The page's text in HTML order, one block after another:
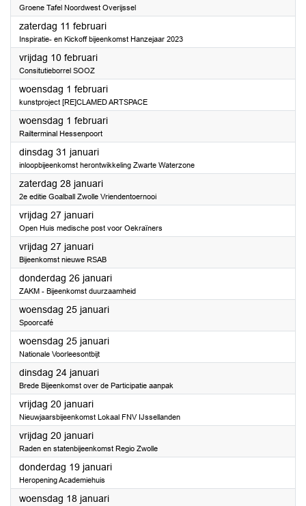
Groene Tafel Noordwest Overijssel
zaterdag 11 februari2023
Inspiratie- en Kickoff bijeenkomst Hanzejaar 2023
vrijdag 10 februari2023
Consitutieborrel SOOZ
woensdag 1 februari2023
kunstproject [RE]CLAMED ARTSPACE
woensdag 1 februari2023
Railterminal Hessenpoort
dinsdag 31 januari2023
inloopbijeenkomst herontwikkeling Zwarte Waterzone
zaterdag 28 januari2023
2e editie Goalball Zwolle Vriendentoernooi
vrijdag 27 januari2023
Open Huis medische post voor Oekraïners
vrijdag 27 januari2023
Bijeenkomst nieuwe RSAB
donderdag 26 januari2023
ZAKM - Bijeenkomst duurzaamheid
woensdag 25 januari2023
Spoorcafé
woensdag 25 januari2023
Nationale Voorleesontbijt
dinsdag 24 januari2023
Brede Bijeenkomst over de Participatie aanpak
vrijdag 20 januari2023
Nieuwjaarsbijeenkomst Lokaal FNV IJssellanden
vrijdag 20 januari2023
Raden en statenbijeenkomst Regio Zwolle
donderdag 19 januari2023
Heropening Academiehuis
woensdag 18 januari2023